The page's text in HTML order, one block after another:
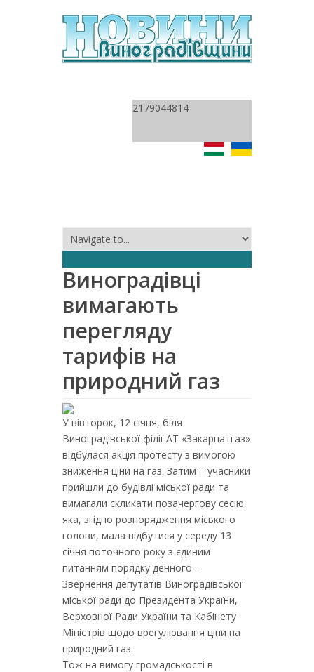
2179044814
Виноградівці
вимагають
перегляду
тарифів на
природний газ
У вівторок, 12 січня, біля
Виноградівської філії АТ «Закарпатгаз»
відбулася акція протесту з вимогою
зниження ціни на газ. Затим її учасники
прийшли до будівлі міської ради та
вимагали скликати позачергову сесію,
яка, згідно розпорядження міського
голови, мала відбутися у середу 13
січня поточного року з єдиним
питанням порядку денного –
Звернення депутатів Виноградівської
міської ради до Президента України,
Верховної Ради України та Кабінету
Міністрів щодо врегулювання ціни на
природний газ.
Тож на вимогу громадськості в